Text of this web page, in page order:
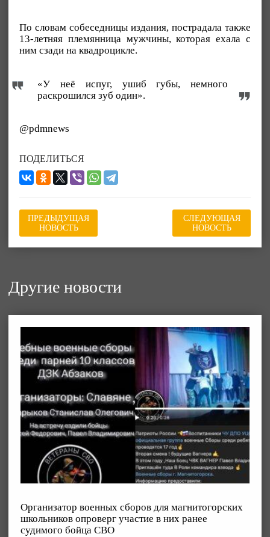
По словам собеседницы издания, пострадала также
13-летняя племянница мужчины, которая ехала с
ним сзади на квадроцикле.
«У неё испуг, ушиб губы, немного
раскрошился зуб один».
@pdmnews
ПОДЕЛИТЬСЯ
ПРЕДЫДУЩАЯ
НОВОСТЬ
СЛЕДУЮЩАЯ
НОВОСТЬ
Другие новости
Организатор военных сборов для магнитогорских
школьников опроверг участие в них ранее
судимого бойца СВО